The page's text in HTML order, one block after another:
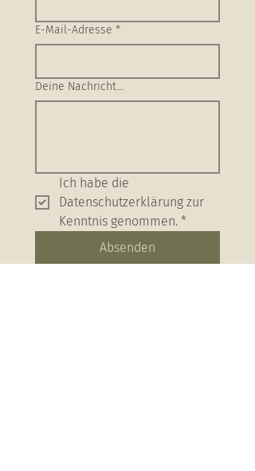
E-Mail-Adresse *
Deine Nachricht...
Ich habe die
Datenschutzerklärung zur
Kenntnis genommen. *
Absenden